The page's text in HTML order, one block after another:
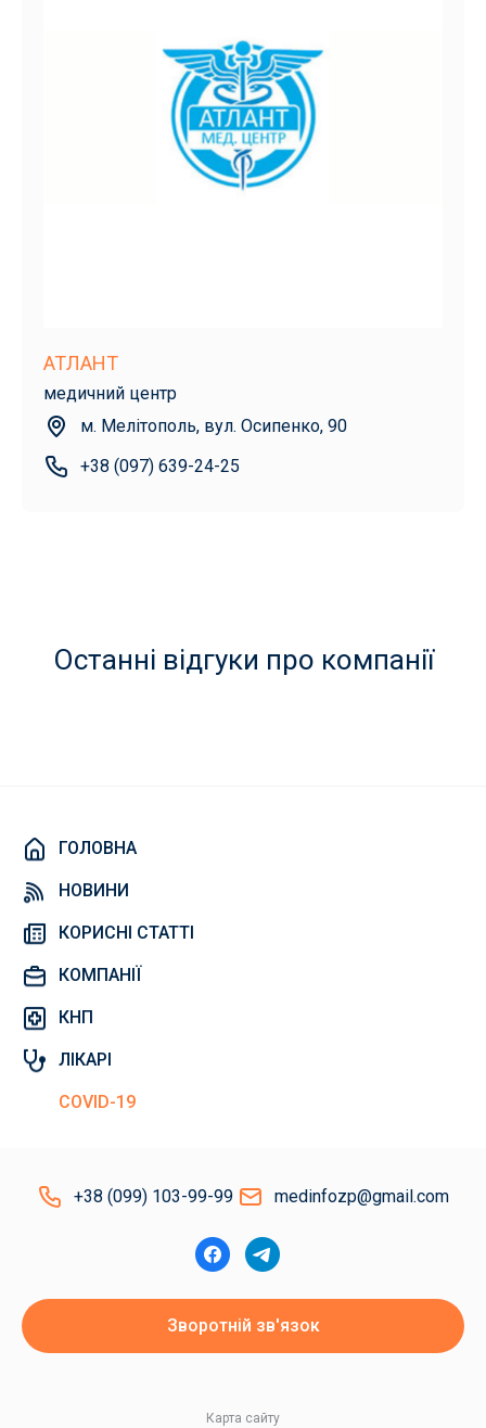
АТЛАНТ
медичний центр
м. Мелітополь, вул. Осипенко, 90
+38 (097) 639-24-25
Останні відгуки про компанії
ГОЛОВНА
НОВИНИ
КОРИСНІ СТАТТІ
КОМПАНІЇ
КНП
ЛІКАРІ
COVID-19
+38 (099) 103-99-99 medinfozp@gmail.com
Зворотній зв'язок
Карта сайту